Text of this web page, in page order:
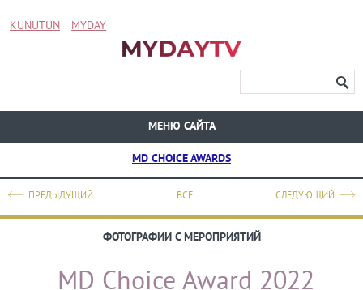
KUNUTUN MYDAY
МЕНЮ САЙТА
MD CHOICE AWARDS
ВСЕ
ПРЕДЫДУЩИЙ СЛЕДУЮЩИЙ
ФОТОГРАФИИ С МЕРОПРИЯТИЙ
MD Choice Award 2022